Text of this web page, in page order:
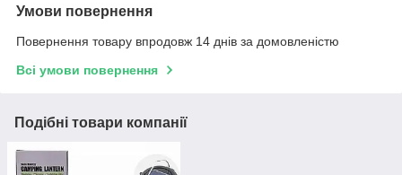
Умови повернення
Повернення товару впродовж 14 днів за домовленістю
Всі умови повернення
Подібні товари компанії